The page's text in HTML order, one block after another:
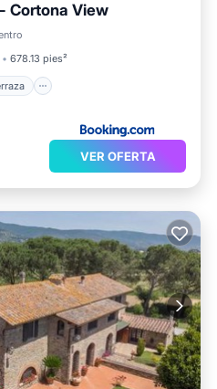
Cortona View
678.13 pies²
Balcón/Terraza
VER OFERTA